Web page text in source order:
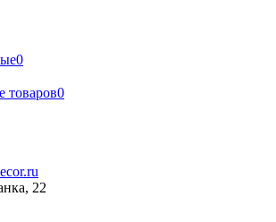
0
товаров0
22